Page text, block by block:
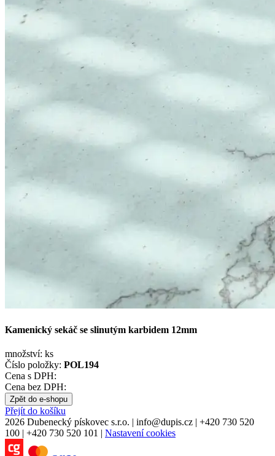
Kamenický sekáč se slinutým karbidem 12mm
množství: ks
Číslo položky: POL194
Cena s DPH:
Cena bez DPH:
Zpět do e-shopu
Přejít do košíku
2026 Dubenecký pískovec s.r.o. | info@dupis.cz | +420 730 520
100 | +420 730 520 101 | Nastavení cookies